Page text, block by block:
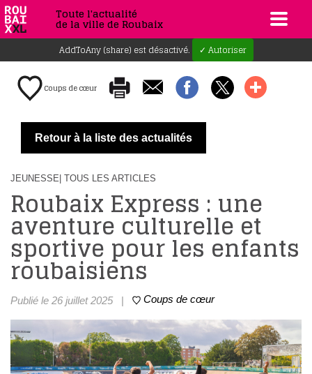
Toute l'actualité
de la ville de Roubaix
AddToAny (share) est désactivé. ✓ Autoriser
Coups de cœur
Retour à la liste des actualités
JEUNESSE | TOUS LES ARTICLES
Roubaix Express : une
aventure culturelle et
sportive pour les enfants
roubaisiens
Publié le 26 juillet 2025 | Coups de cœur